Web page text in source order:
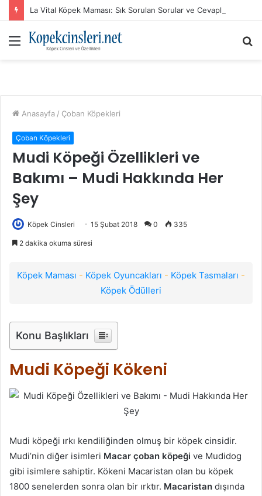
La Vital Köpek Maması: Sık Sorulan Sorular ve Cevaplar
Menü
Anasayfa / Çoban Köpekleri
Çoban Köpekleri
Mudi Köpeği Özellikleri ve
Bakımı – Mudi Hakkında Her
Şey
Köpek Cinsleri 15 Şubat 2018 0 335
2 dakika okuma süresi
Köpek Maması - Köpek Oyuncakları - Köpek Tasmaları -
Köpek Ödülleri
Konu Başlıkları
Mudi Köpeği Kökeni
Mudi köpeği ırkı kendiliğinden olmuş bir köpek cinsidir.
Mudi’nin diğer isimleri Macar çoban köpeği ve Mudidog
gibi isimlere sahiptir. Kökeni Macaristan olan bu köpek
1800 senelerden sonra olan bir ırktır. Macaristan dışında